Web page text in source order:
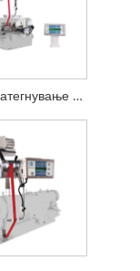
Тип на затегнување Компјутеризиран мерен уред за прецизно затегнување